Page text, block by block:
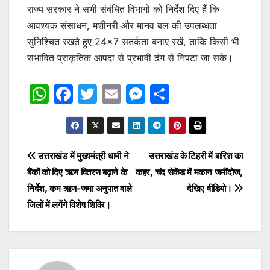
राज्य सरकार ने सभी संबंधित विभागों को निर्देश दिए हैं कि
आवश्यक संसाधन, मशीनरी और मानव बल की उपलब्धता
सुनिश्चित रखते हुए 24×7 सतर्कता बनाए रखें, ताकि किसी भी
संभावित प्राकृतिक आपदा से प्रभावी ढंग से निपटा जा सके।
W
s
A
p
p
F
a
c
e
b
o
o
k
T
w
itt
er
E
m
ai
l
M
e
s
s
e
er
h
ar
e
Post
navigation
उत्तराखंड के टिहरी में बारिश का
कहर, चंद सेकेंड में मकान जमींदोज,
देखिए वीडियो।
उत्तराखंड में मुख्यमंत्री धामी ने
बैंकों को दिए ऋण वितरण बढ़ाने के
निर्देश, कम ऋण-जमा अनुपात वाले
जिलों में लगेंगे विशेष शिविर।